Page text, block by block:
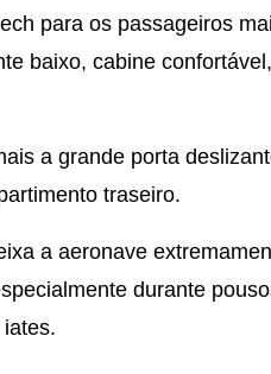
para os passageiros
baixo, cabine
a grande porta
traseiro.
a aeronave
durante